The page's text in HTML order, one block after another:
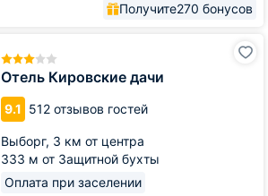
Получите270 бонусов
Отель Кировские дачи
9.1 512 отзывов гостей
Выборг, 3 км от центра
333 м от Защитной бухты
Оплата при заселении